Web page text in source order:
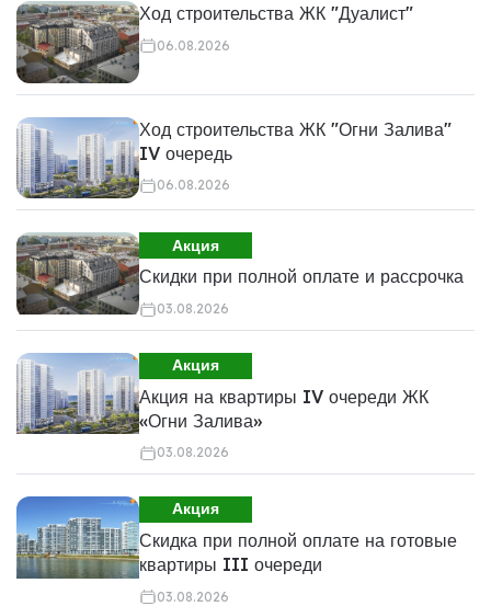
Ход строительства ЖК "Дуалист"
06.08.2026
Ход строительства ЖК "Огни Залива"
IV очередь
06.08.2026
Акция
Скидки при полной оплате и рассрочка
03.08.2026
Акция
Акция на квартиры IV очереди ЖК
«Огни Залива»
03.08.2026
Акция
Скидка при полной оплате на готовые
квартиры III очереди
03.08.2026